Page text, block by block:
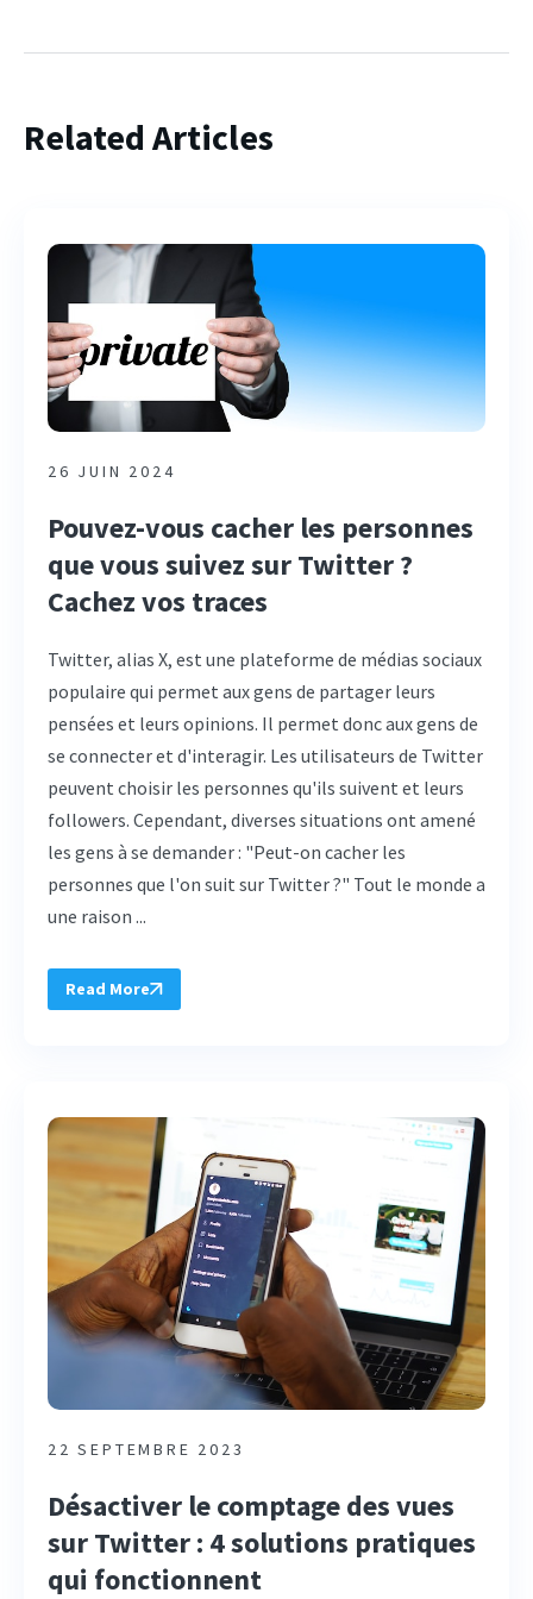
Related Articles
26 JUIN 2024
Pouvez-vous cacher les personnes
que vous suivez sur Twitter ?
Cachez vos traces
Twitter, alias X, est une plateforme de médias sociaux
populaire qui permet aux gens de partager leurs
pensées et leurs opinions. Il permet donc aux gens de
se connecter et d'interagir. Les utilisateurs de Twitter
peuvent choisir les personnes qu'ils suivent et leurs
followers. Cependant, diverses situations ont amené
les gens à se demander : "Peut-on cacher les
personnes que l'on suit sur Twitter ?" Tout le monde a
une raison ...
Read More
22 SEPTEMBRE 2023
Désactiver le comptage des vues
sur Twitter : 4 solutions pratiques
qui fonctionnent